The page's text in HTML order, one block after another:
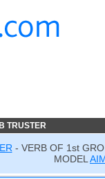
TRUSTER
- VERB OF 1st
MODEL